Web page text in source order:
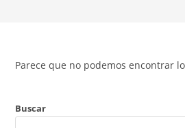
Parece que no podemos encontrar
Buscar